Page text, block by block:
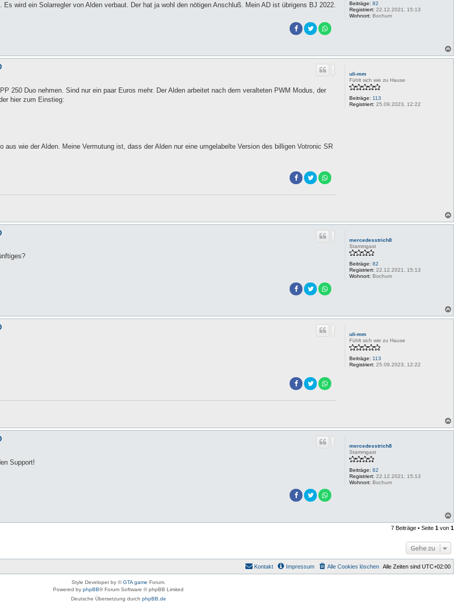
Beiträge: 82
Registriert: 22.12.2021, 15:13
Wohnort: Bochum
wird ein Solarregler von Alden verbaut. Der hat ja wohl den nötigen Anschluß. Mein AD ist übrigens BJ 2022.
a
uli-mm
Fühlt sich wie zu Hause
Beiträge: 113
Registriert: 25.09.2023, 12:22
250 Duo nehmen. Sind nur ein paar Euros mehr. Der Alden arbeitet nach dem veralteten PWM Modus, der
hier zum Einstieg:
wie der Alden. Meine Vermutung ist, dass der Alden nur eine umgelabelte Version des billigen Votronic SR
a
mercedesstrich8
Stammgast
Beiträge: 82
Registriert: 22.12.2021, 15:13
Wohnort: Bochum
a
uli-mm
Fühlt sich wie zu Hause
Beiträge: 113
Registriert: 25.09.2023, 12:22
a
mercedesstrich8
Stammgast
Beiträge: 82
Registriert: 22.12.2021, 15:13
Wohnort: Bochum
Support!
a
c
e
7 Beiträge • Seite 1 von 1
Gehe zu
Alle Zeiten sind UTC+02:00
Alle Cookies löschen
Impressum
Kontakt
Style Developer by ©GTA game Forum.
Powered by phpBB® Forum Software © phpBB Limited
Deutsche Übersetzung durch phpBB.de